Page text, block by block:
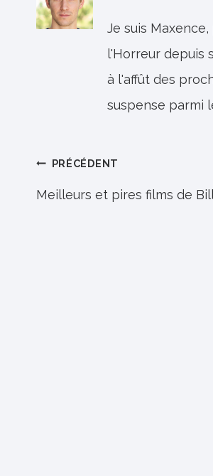
Je suis
l'Horreur depuis
à l'affût des
suspense parmi
Navigation
de
PRÉCÉDENT
Meilleurs et pires films de